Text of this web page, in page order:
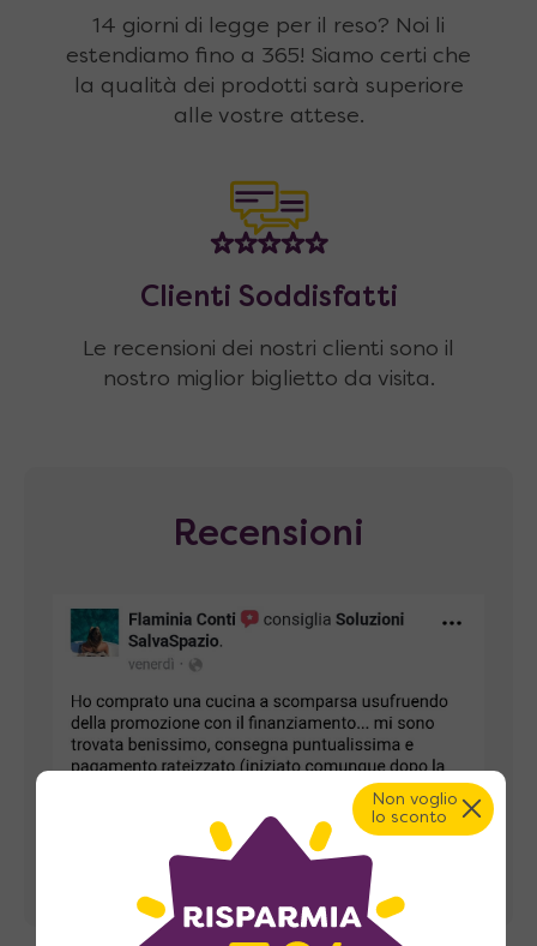
14 giorni di legge per il reso? Noi li
estendiamo fino a 365! Siamo certi che
la qualità dei prodotti sarà superiore
alle vostre attese.
Clienti Soddisfatti
Le recensioni dei nostri clienti sono il
nostro miglior biglietto da visita.
Recensioni
Non voglio
lo sconto